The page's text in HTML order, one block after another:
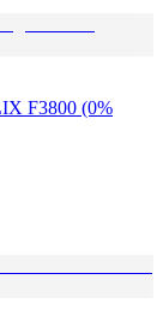
F3800 (0%